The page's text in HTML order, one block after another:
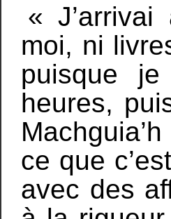
«
moi, ni
puisque
heures,
ce que
avec des